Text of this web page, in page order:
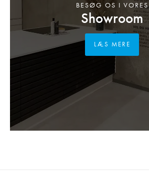
Showroom
BESØG OS I VORES
LÆS MERE